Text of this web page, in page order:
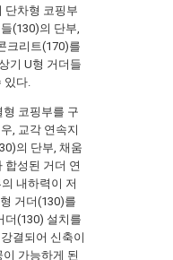
단차형 코핑부
(130)의 단부,
크리트(170)를
기 U형 거더들
있다.
코핑부를 구
, 교각 연속지
의 단부, 채움
합성된 거더 연
내하력이 저
거더(130)를
더(130) 설치를
결되어 신축이
가능하게 된